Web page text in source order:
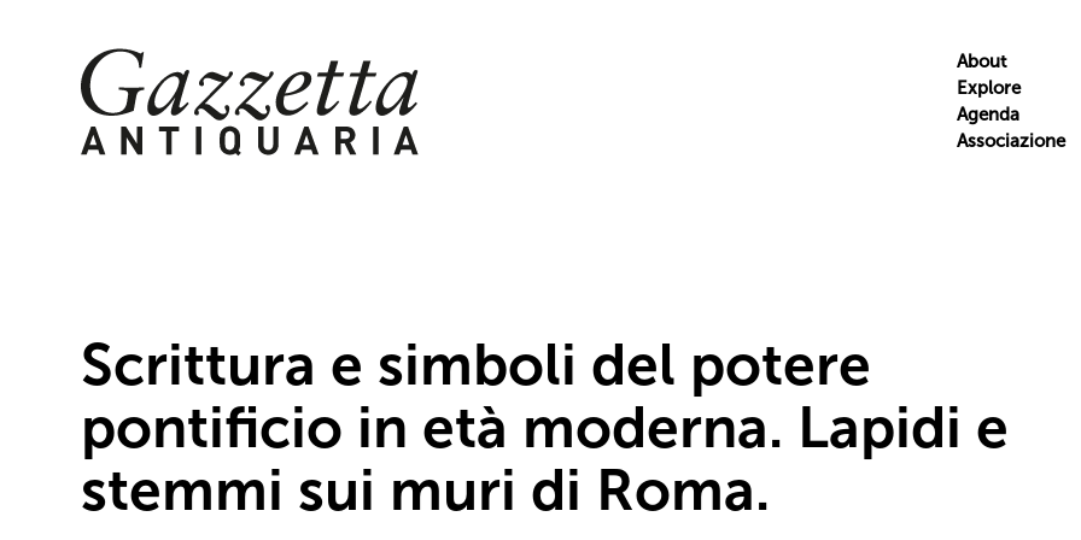
Skip
to
content
About
Explore
Agenda
Associazione
Scrittura e simboli del potere
pontificio in età moderna. Lapidi e
stemmi sui muri di Roma.